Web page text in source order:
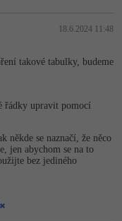
18.6.2024 11:48
takové tabulky, budeme
řádky upravit pomocí
někde se naznačí, že něco
jen abychom se na to
bez jediného